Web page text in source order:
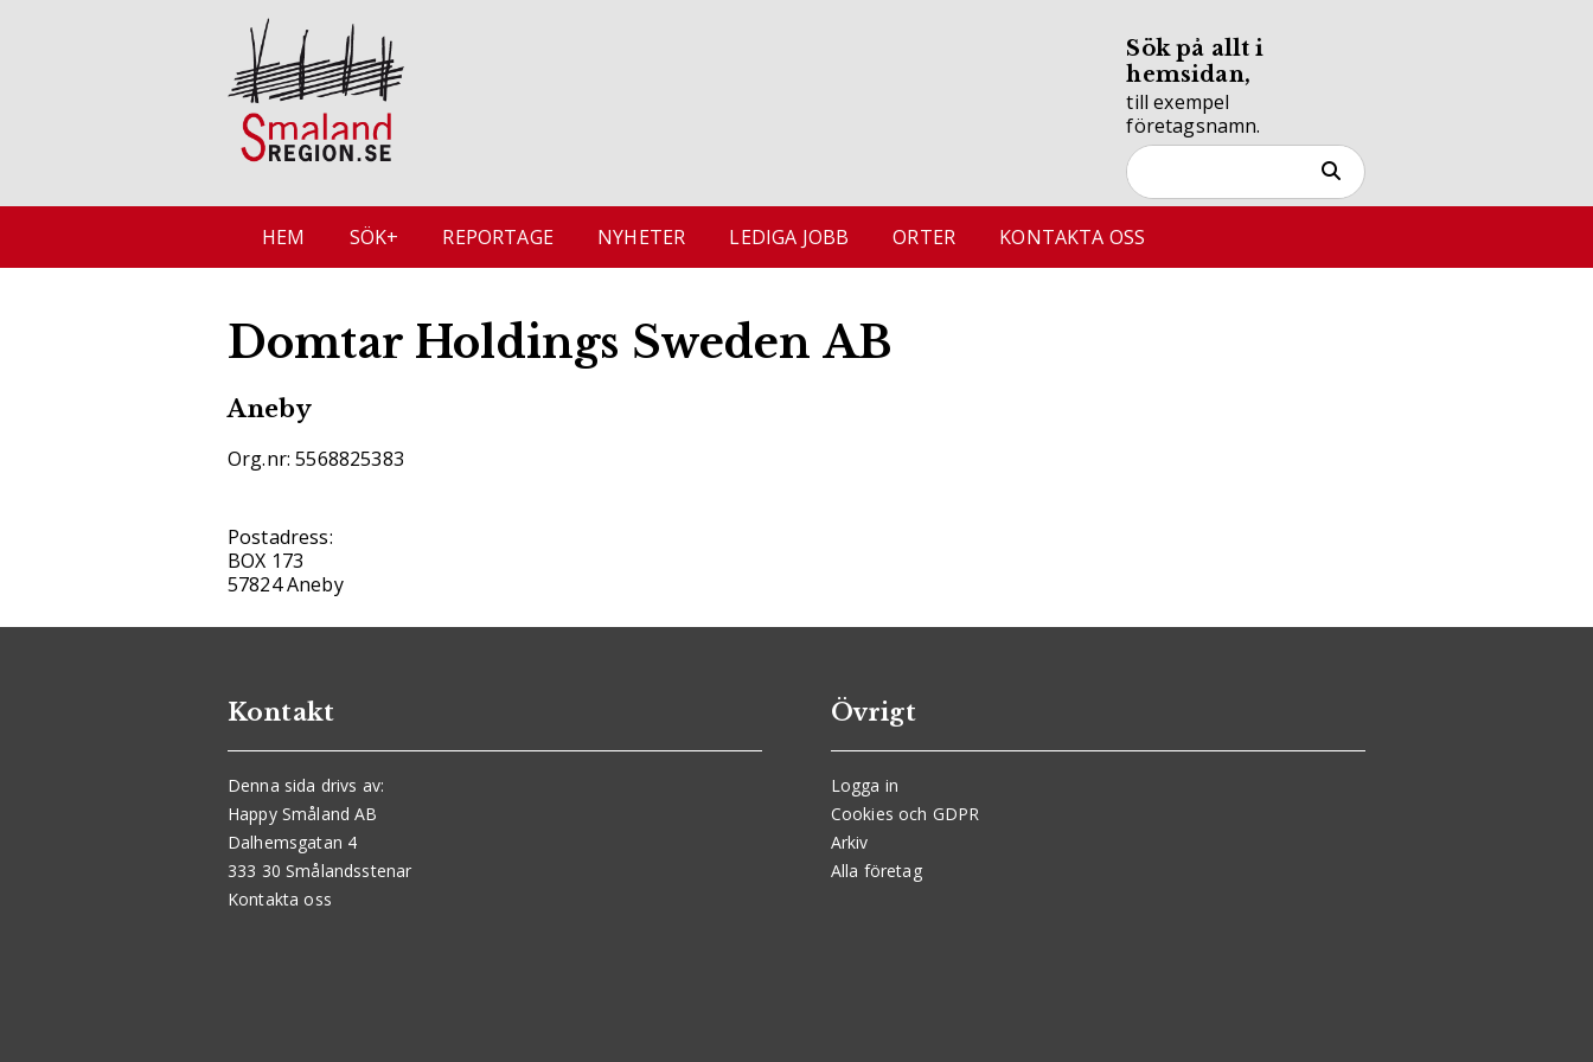
Sök på allt i
hemsidan,
till exempel
företagsnamn.
HEM SÖK+ REPORTAGE NYHETER LEDIGA JOBB ORTER KONTAKTA OSS
Domtar Holdings Sweden AB
Aneby
Org.nr: 5568825383
Postadress:
BOX 173
57824 Aneby
Kontakt
Denna sida drivs av:
Happy Småland AB
Dalhemsgatan 4
333 30 Smålandsstenar
Kontakta oss
Övrigt
Logga in
Cookies och GDPR
Arkiv
Alla företag